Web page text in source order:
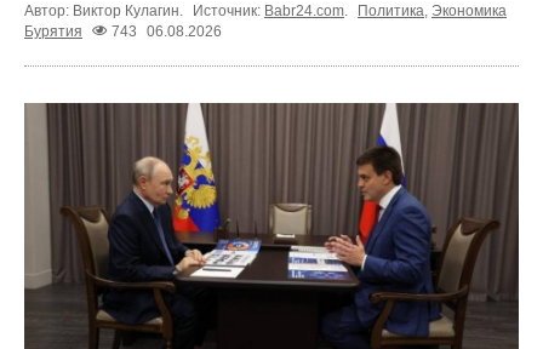
Автор: Виктор Кулагин. Источник: Babr24.com. Политика, Экономика
Бурятия
743 06.08.2026